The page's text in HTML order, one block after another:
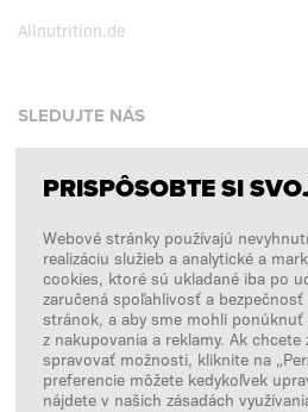
Allnutrition.de
SLEDUJTE NÁS
Facebook
Instagram
Copyright © 2026
PLATBY SPRACÚVA
PRISPÔSOBTE SI
Webové stránky používajú
realizáciu služieb a analytické a
cookies, ktoré sú ukladané iba po
zaručená spoľahlivosť a
stránok, a aby sme mohli ponúknuť
z nakupovania a reklamy. Ak
spravovať možnosti, kliknite na
preferencie môžete kedykoľvek
nájdete v našich zásadách